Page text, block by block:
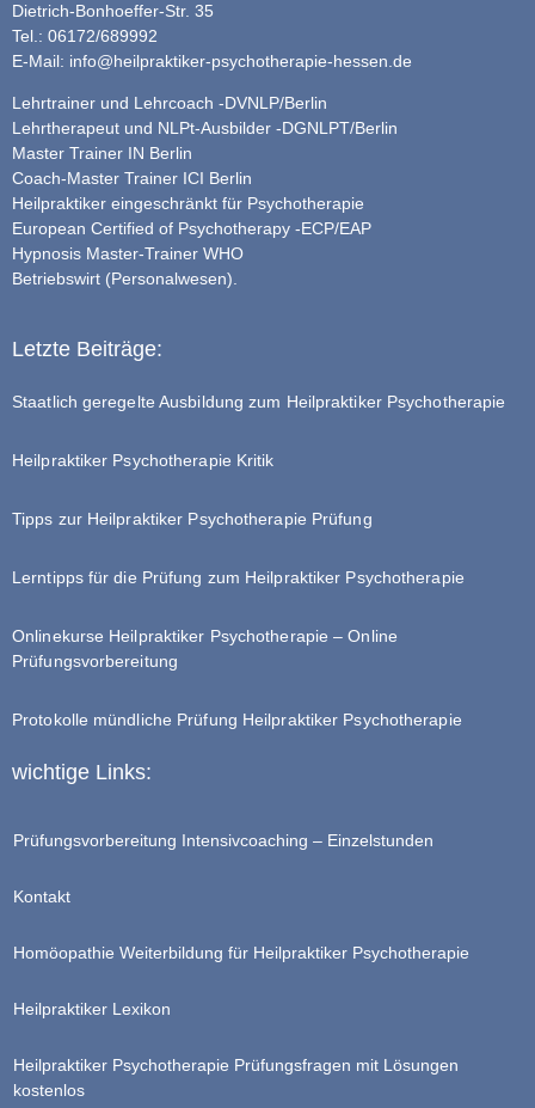
Dietrich-Bonhoeffer-Str. 35
Tel.: 06172/689992
E-Mail: info@heilpraktiker-psychotherapie-hessen.de
Lehrtrainer und Lehrcoach -DVNLP/Berlin
Lehrtherapeut und NLPt-Ausbilder -DGNLPT/Berlin
Master Trainer IN Berlin
Coach-Master Trainer ICI Berlin
Heilpraktiker eingeschränkt für Psychotherapie
European Certified of Psychotherapy -ECP/EAP
Hypnosis Master-Trainer WHO
Betriebswirt (Personalwesen).
Letzte Beiträge:
Staatlich geregelte Ausbildung zum Heilpraktiker Psychotherapie
Heilpraktiker Psychotherapie Kritik
Tipps zur Heilpraktiker Psychotherapie Prüfung
Lerntipps für die Prüfung zum Heilpraktiker Psychotherapie
Onlinekurse Heilpraktiker Psychotherapie – Online
Prüfungsvorbereitung
Protokolle mündliche Prüfung Heilpraktiker Psychotherapie
wichtige Links:
Prüfungsvorbereitung Intensivcoaching – Einzelstunden
Kontakt
Homöopathie Weiterbildung für Heilpraktiker Psychotherapie
Heilpraktiker Lexikon
Heilpraktiker Psychotherapie Prüfungsfragen mit Lösungen
kostenlos